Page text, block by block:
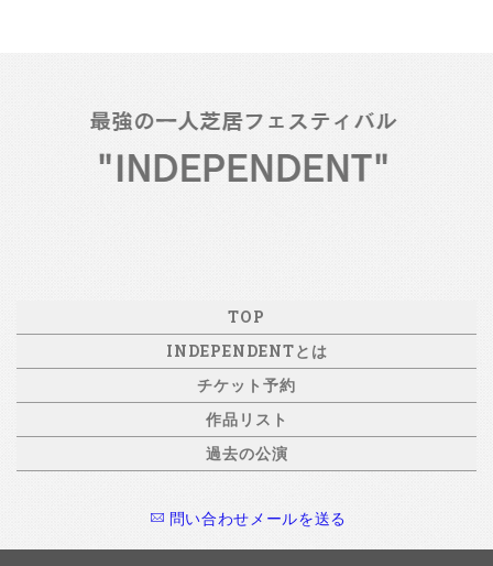
TOP
INDEPENDENTとは
チケット予約
作品リスト
過去の公演
問い合わせメールを送る